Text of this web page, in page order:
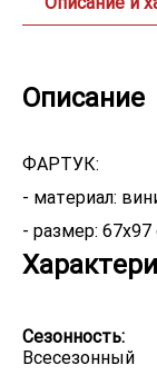
Описание
ФАРТУК:
- материал:
- размер:
Сезонность:
Всесезонный